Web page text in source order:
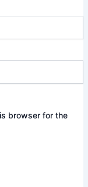
browser for the